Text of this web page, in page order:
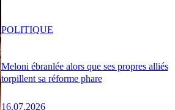
Meloni ébranlée alors que ses propres alliés
torpillent sa réforme phare
16.07.2026
POLITIQUE